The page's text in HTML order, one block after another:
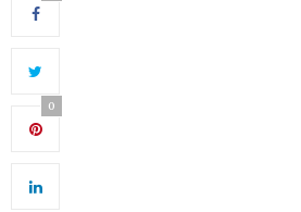
0